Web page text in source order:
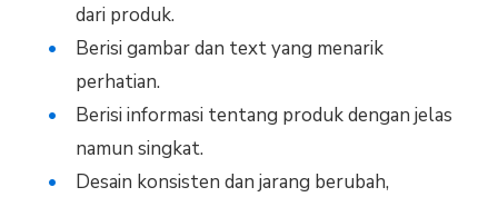
dari produk.
Berisi gambar dan text yang menarik
perhatian.
Berisi informasi tentang produk dengan jelas
namun singkat.
Desain konsisten dan jarang berubah,